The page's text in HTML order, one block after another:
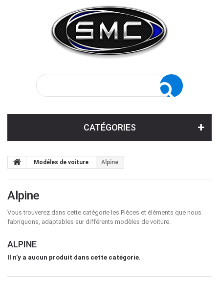
CATÉGORIES
Modéles de voiture Alpine
Alpine
Vous trouverez dans cette catégorie les Pièces et éléments que nous
fabriquons, adaptables sur différents modèles de voiture.
ALPINE
Il n'y a aucun produit dans cette catégorie.